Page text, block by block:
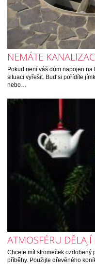
NEMÁTE
Pokud není váš dům napojen
situaci vyřešit. Buď si pořídíte
nebo…
ATMOSFÉRU
Chcete mít stromeček
příběhy. Použijte dřevěného